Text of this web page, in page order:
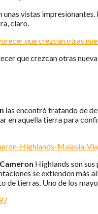
vistas
claro.
que crezcan otras
las encontró tratando de
en aquella tierra para
Cameron Highlands son
se extienden más
de tierras. Uno de los